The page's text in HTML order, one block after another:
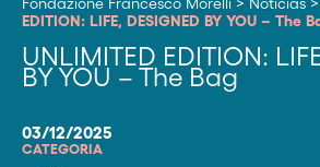
EDITION: LIFE, DESIGNED BY YOU – The
UNLIMITED EDITION:
BY YOU – The Bag
03/12/2025
CATEGORIA